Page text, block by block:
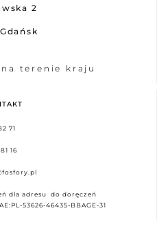
2
terenie kraju
71
16
dla adresu do doręczeń
53626-46435-BBAGE-31